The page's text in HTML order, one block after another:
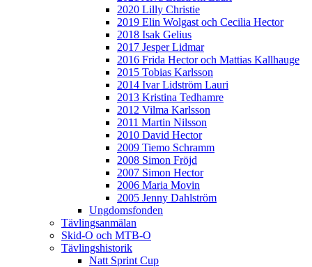
2020 Lilly Christie
2019 Elin Wolgast och Cecilia Hector
2018 Isak Gelius
2017 Jesper Lidmar
2016 Frida Hector och Mattias Kallhauge
2015 Tobias Karlsson
2014 Ivar Lidström Lauri
2013 Kristina Tedhamre
2012 Vilma Karlsson
2011 Martin Nilsson
2010 David Hector
2009 Tiemo Schramm
2008 Simon Fröjd
2007 Simon Hector
2006 Maria Movin
2005 Jenny Dahlström
Ungdomsfonden
Tävlingsanmälan
Skid-O och MTB-O
Tävlingshistorik
Natt Sprint Cup